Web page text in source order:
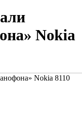
Nokia